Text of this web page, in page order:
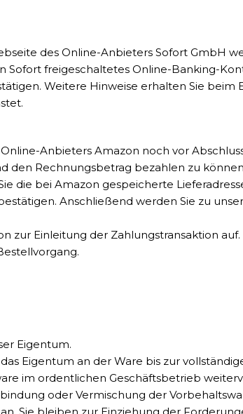
des Online-Anbieters Sofort GmbH
Sofort freigeschaltetes Online-Banking-
Weitere Hinweise erhalten Sie
Anbieters Amazon noch vor
Rechnungsbetrag bezahlen zu
die bei Amazon gespeicherte
Anschließend werden Sie zu
zur Einleitung der Zahlungstransaktion
Eigentum.
Eigentum an der Ware bis zur
im ordentlichen Geschäftsbetrieb
oder Vermischung der